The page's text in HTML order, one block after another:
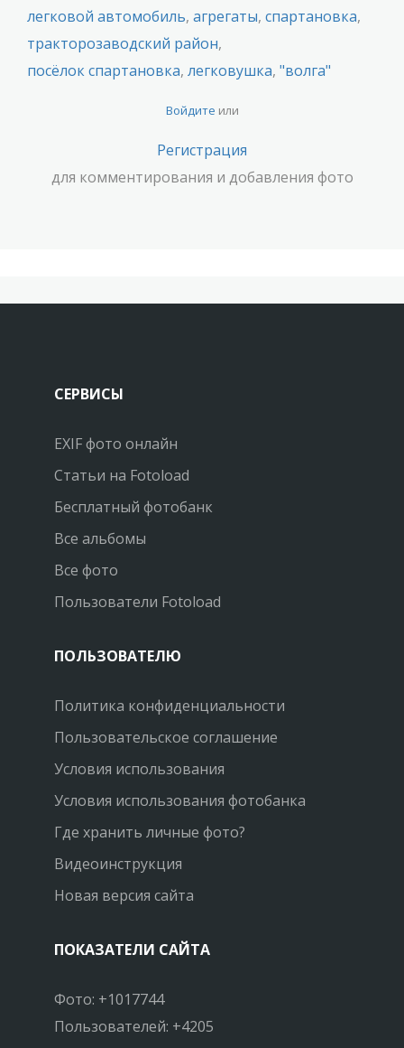
легковой автомобиль, агрегаты, спартановка,
тракторозаводский район,
посёлок спартановка, легковушка, "волга"
Войдите или
Регистрация
для комментирования и добавления фото
СЕРВИСЫ
EXIF фото онлайн
Статьи на Fotoload
Бесплатный фотобанк
Все альбомы
Все фото
Пользователи Fotoload
ПОЛЬЗОВАТЕЛЮ
Политика конфиденциальности
Пользовательское соглашение
Условия использования
Условия использования фотобанка
Где хранить личные фото?
Видеоинструкция
Новая версия сайта
ПОКАЗАТЕЛИ САЙТА
Фото: +1017744
Пользователей: +4205